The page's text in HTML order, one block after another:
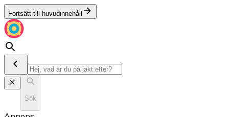
Fortsätt till huvudinnehåll
Sök